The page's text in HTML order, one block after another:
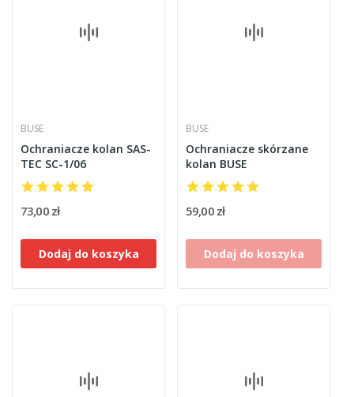
BUSE
Ochraniacze kolan SAS-
TEC SC-1/06
73,00 zł
Dodaj do koszyka
BUSE
Ochraniacze skórzane
kolan BUSE
59,00 zł
Dodaj do koszyka